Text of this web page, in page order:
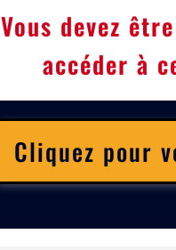
Vous devez
accéder à
Cliquez pour